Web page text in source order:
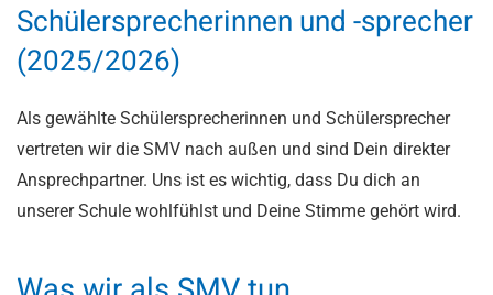
Schülersprecherinnen und -sprecher
(2025/2026)
Als gewählte Schülersprecherinnen und Schülersprecher
vertreten wir die SMV nach außen und sind Dein direkter
Ansprechpartner. Uns ist es wichtig, dass Du dich an
unserer Schule wohlfühlst und Deine Stimme gehört wird.